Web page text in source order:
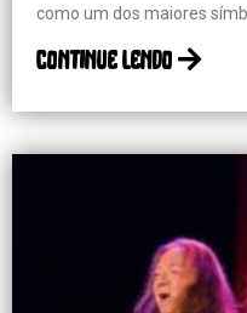
como um dos maiores
continue lendo